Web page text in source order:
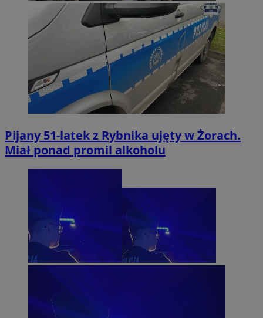
Pijany 51-latek z Rybnika ujęty w Żorach.
Miał ponad promil alkoholu